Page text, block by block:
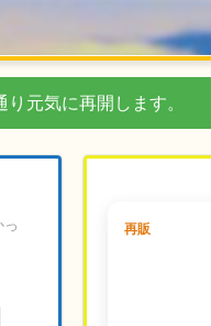
元気に再開します。
再販